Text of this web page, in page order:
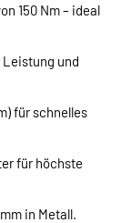
150 Nm – ideal
und
für schnelles
für höchste
in Metall.